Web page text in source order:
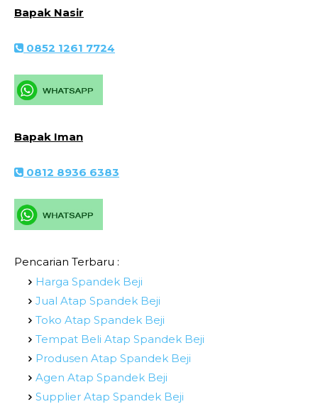
Bapak Nasir
0852 1261 7724
Bapak Iman
0812 8936 6383
Pencarian Terbaru :
Harga Spandek Beji
Jual Atap Spandek Beji
Toko Atap Spandek Beji
Tempat Beli Atap Spandek Beji
Produsen Atap Spandek Beji
Agen Atap Spandek Beji
Supplier Atap Spandek Beji